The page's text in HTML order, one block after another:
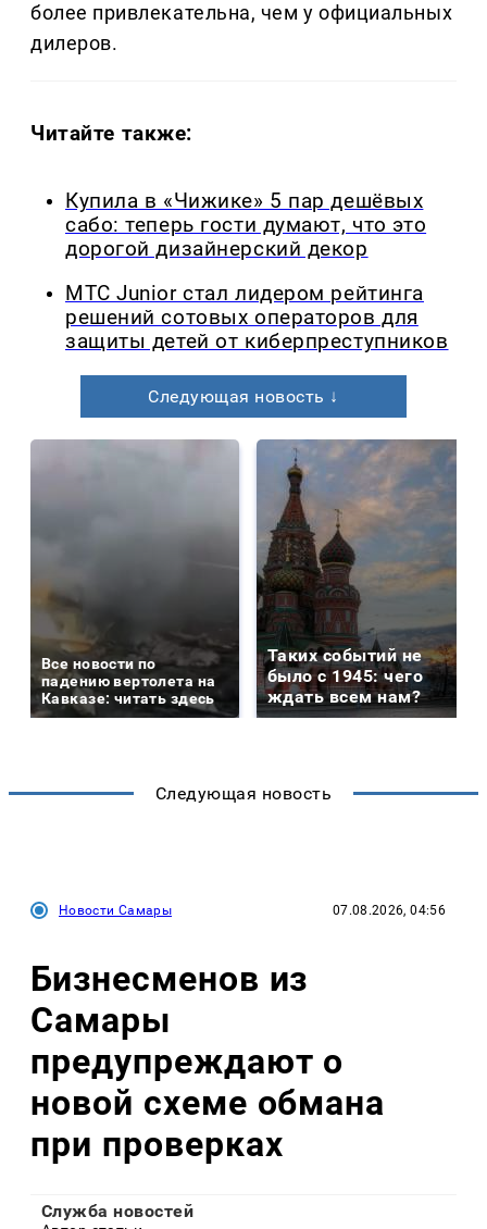
более привлекательна, чем у официальных
дилеров.
Читайте также:
Купила в «Чижике» 5 пар дешёвых
сабо: теперь гости думают, что это
дорогой дизайнерский декор
МТС Junior стал лидером рейтинга
решений сотовых операторов для
защиты детей от киберпреступников
Следующая новость ↓
Все новости по
падению вертолета на
Кавказе: читать здесь
Таких событий не
было с 1945: чего
ждать всем нам?
Следующая новость
Новости Самары 07.08.2026, 04:56
Бизнесменов из
Самары
предупреждают о
новой схеме обмана
при проверках
Служба новостей